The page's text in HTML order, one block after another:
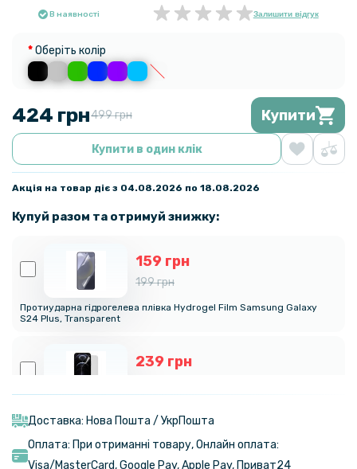
В наявності Залишити відгук
Оберіть колір
424 грн499 грн Купити
Купити в один клік
Акція на товар діє з 04.08.2026 по 18.08.2026
Купуй разом та отримуй знижку:
159 грн
199 грн
Протиударна гідрогелева плівка Hydrogel Film Samsung Galaxy
S24 Plus​, Transparent
239 грн
319 грн
Доставка: Нова Пошта / УкрПошта
Оплата: При отриманні товару, Онлайн оплата:
Visa/MasterСard, Google Pay, Apple Pay, Приват24